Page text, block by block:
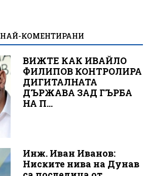
НАЙ-КОМЕНТИРАНИ
ВИЖТЕ КАК ИВАЙЛО
ФИЛИПОВ КОНТРОЛИРА
ДИГИТАЛНАТА
ДЪРЖАВА ЗАД ГЪРБА
НА П...
Инж. Иван Иванов:
Ниските нива на Дунав